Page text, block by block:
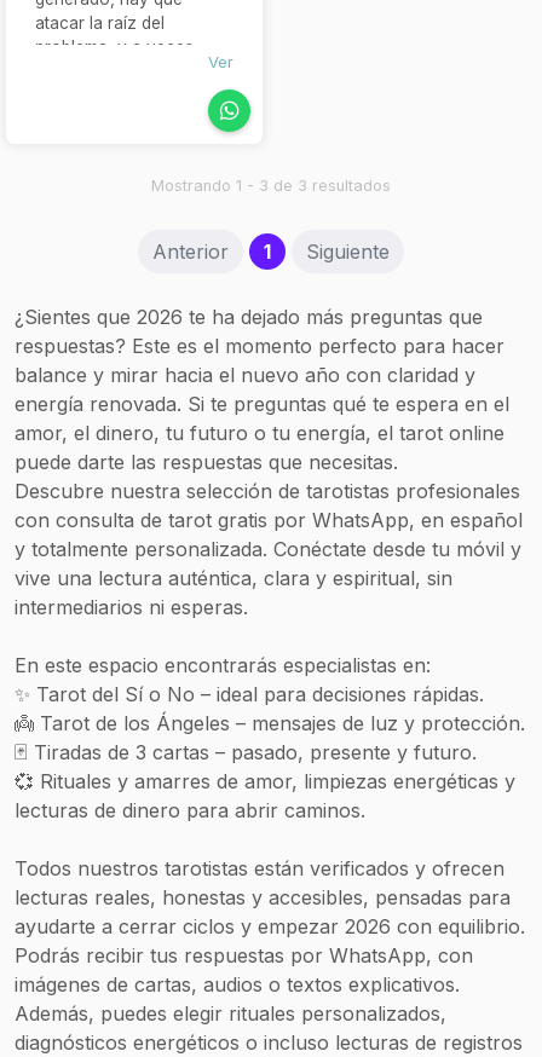
atacar la raíz del
problema, y a veces
sólo de arreglarlo, sino
de saber realmente cuál
Ver
Mostrando 1 - 3 de 3 resultados
Anterior 1(current)
Siguiente
¿Sientes que 2026 te ha dejado más preguntas que
respuestas? Este es el momento perfecto para hacer
balance y mirar hacia el nuevo año con claridad y
energía renovada. Si te preguntas qué te espera en el
amor, el dinero, tu futuro o tu energía, el tarot online
puede darte las respuestas que necesitas.
Descubre nuestra selección de tarotistas profesionales
con consulta de tarot gratis por WhatsApp, en español
y totalmente personalizada. Conéctate desde tu móvil y
vive una lectura auténtica, clara y espiritual, sin
intermediarios ni esperas.
En este espacio encontrarás especialistas en:
✨ Tarot del Sí o No – ideal para decisiones rápidas.
👼 Tarot de los Ángeles – mensajes de luz y protección.
🃏 Tiradas de 3 cartas – pasado, presente y futuro.
💞 Rituales y amarres de amor, limpiezas energéticas y
lecturas de dinero para abrir caminos.
Todos nuestros tarotistas están verificados y ofrecen
lecturas reales, honestas y accesibles, pensadas para
ayudarte a cerrar ciclos y empezar 2026 con equilibrio.
Podrás recibir tus respuestas por WhatsApp, con
imágenes de cartas, audios o textos explicativos.
Además, puedes elegir rituales personalizados,
diagnósticos energéticos o incluso lecturas de registros